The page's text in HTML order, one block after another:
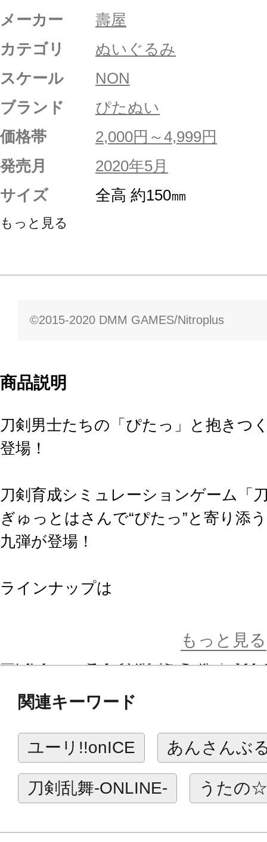
メーカー
壽屋
カテゴリ
ぬいぐるみ
スケール
NON
ブランド
ぴたぬい
価格帯
2,000円～4,999円
発売月
2020年5月
サイズ
全高 約150㎜
もっと見る
©2015-2020 DMM GAMES/Nitroplus
商品説明
刀剣男士たちの「ぴたっ」と抱きつ
登場！
刀剣育成シミュレーションゲーム「
ぎゅっとはさんで“ぴたっ”と寄り添
九弾が登場！
ラインナップは
“ぴたっ”と可愛い刀剣男士たちをあ
ぴたぬいとは…
ぎゅっとはさんで“ぴたっ”と寄り添
もっと見る
関連キーワード
ユーリ!!onICE あんさんぶ
刀剣乱舞-ONLINE- うたの